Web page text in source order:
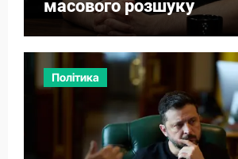
масового розшуку
Політика